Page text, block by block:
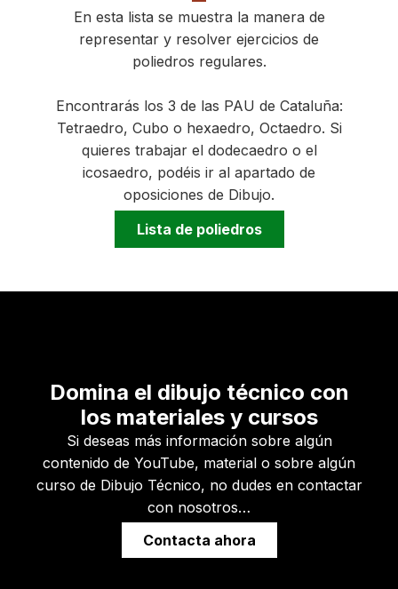
En esta lista se muestra la manera de
representar y resolver ejercicios de
poliedros regulares.
Encontrarás los 3 de las PAU de Cataluña:
Tetraedro, Cubo o hexaedro, Octaedro. Si
quieres trabajar el dodecaedro o el
icosaedro, podéis ir al apartado de
oposiciones de Dibujo.
Lista de poliedros
Domina el dibujo técnico con
los materiales y cursos
Si deseas más información sobre algún
contenido de YouTube, material o sobre algún
curso de Dibujo Técnico, no dudes en contactar
con nosotros…
Contacta ahora